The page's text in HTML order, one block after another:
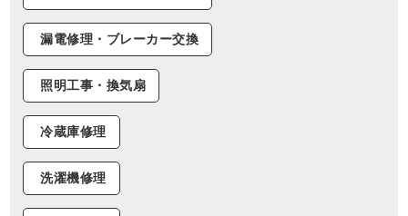
漏電修理・ブレーカー交換
照明工事・換気扇
冷蔵庫修理
洗濯機修理